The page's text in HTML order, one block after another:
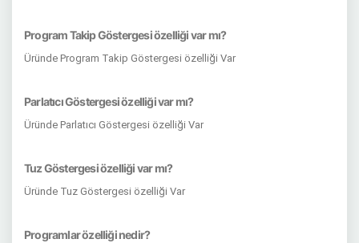
Program Takip Göstergesi özelliği var mı?
Üründe Program Takip Göstergesi özelliği Var
Parlatıcı Göstergesi özelliği var mı?
Üründe Parlatıcı Göstergesi özelliği Var
Tuz Göstergesi özelliği var mı?
Üründe Tuz Göstergesi özelliği Var
Programlar özelliği nedir?